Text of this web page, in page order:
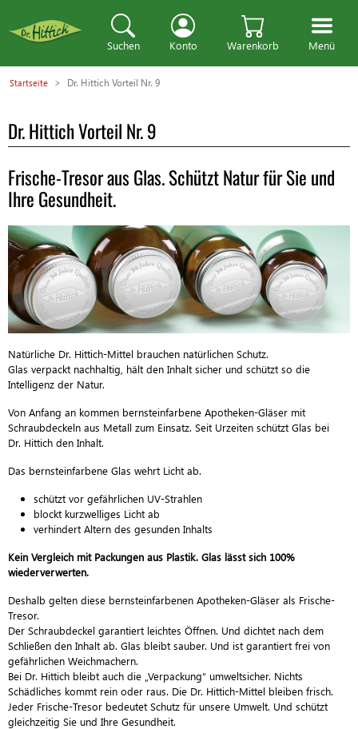
Suchen Konto Warenkorb Menü
Startseite Dr. Hittich Vorteil Nr. 9
Dr. Hittich Vorteil Nr. 9
Frische-Tresor aus Glas. Schützt Natur für Sie und
Ihre Gesundheit.
Natürliche Dr. Hittich-Mittel brauchen natürlichen Schutz.
Glas verpackt nachhaltig, hält den Inhalt sicher und schützt so die
Intelligenz der Natur.
Von Anfang an kommen bernsteinfarbene Apotheken-Gläser mit
Schraubdeckeln aus Metall zum Einsatz. Seit Urzeiten schützt Glas bei
Dr. Hittich den Inhalt.
Das bernsteinfarbene Glas wehrt Licht ab.
schützt vor gefährlichen UV-Strahlen
blockt kurzwelliges Licht ab
verhindert Altern des gesunden Inhalts
Kein Vergleich mit Packungen aus Plastik. Glas lässt sich 100%
wiederverwerten.
Deshalb gelten diese bernsteinfarbenen Apotheken-Gläser als Frische-
Tresor.
Der Schraubdeckel garantiert leichtes Öffnen. Und dichtet nach dem
Schließen den Inhalt ab. Glas bleibt sauber. Und ist garantiert frei von
gefährlichen Weichmachern.
Bei Dr. Hittich bleibt auch die „Verpackung“ umweltsicher. Nichts
Schädliches kommt rein oder raus. Die Dr. Hittich-Mittel bleiben frisch.
Jeder Frische-Tresor bedeutet Schutz für unsere Umwelt. Und schützt
gleichzeitig Sie und Ihre Gesundheit.